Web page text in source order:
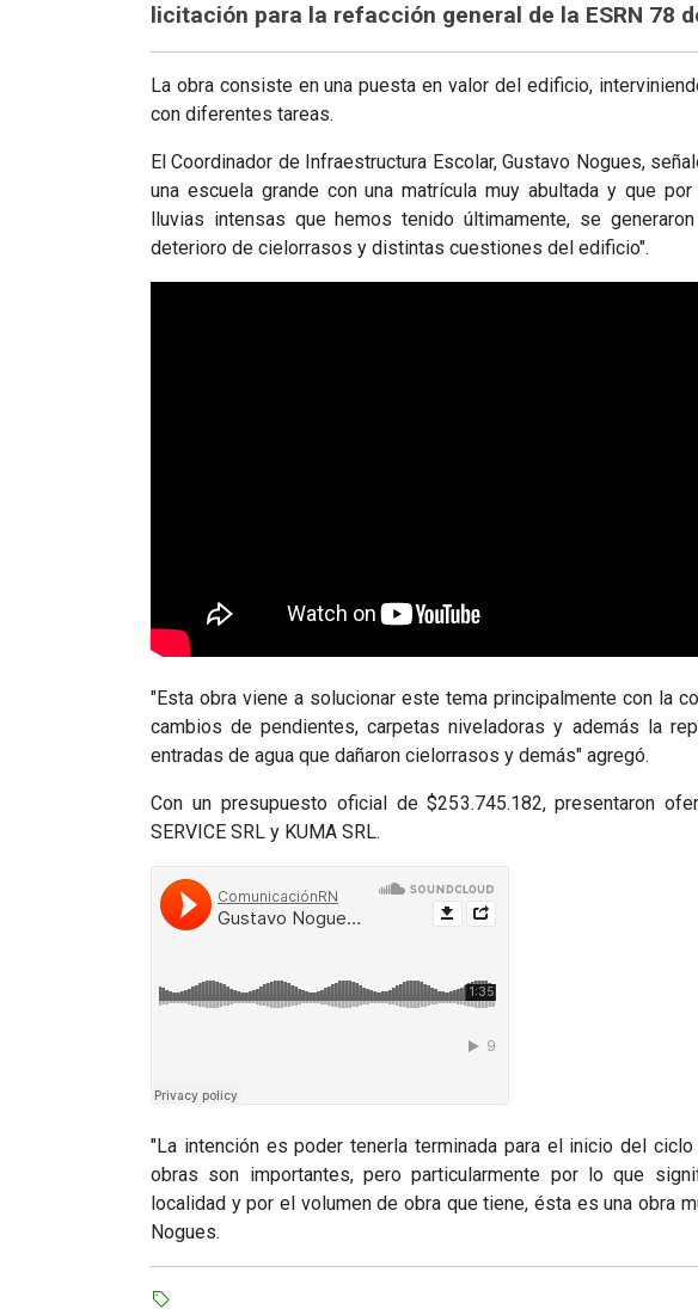
licitación para la refacción general de la ESRN 78
La obra consiste en una puesta en valor del edificio,
con diferentes tareas.
El Coordinador de Infraestructura Escolar, Gustavo Nogues,
una escuela grande con una matrícula muy abultada y que
lluvias intensas que hemos tenido últimamente, se
deterioro de cielorrasos y distintas cuestiones del edificio".
"Esta obra viene a solucionar este tema principalmente con la
cambios de pendientes, carpetas niveladoras y además la
entradas de agua que dañaron cielorrasos y demás" agregó.
Con un presupuesto oficial de $253.745.182, presentaron
SERVICE SRL y KUMA SRL.
"La intención es poder tenerla terminada para el inicio del
obras son importantes, pero particularmente por lo que
localidad y por el volumen de obra que tiene, ésta es una obra
Nogues.